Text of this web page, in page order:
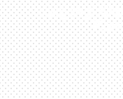
Kunjungi